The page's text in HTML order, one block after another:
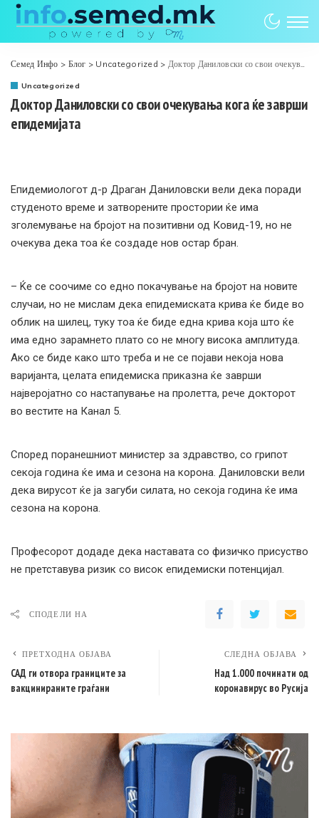
Семед Инфо > Блог > Uncategorized > Доктор Даниловски со свои очекувања кога ќе заврши епидемијата
Uncategorized
Доктор Даниловски со свои очекувања кога ќе заврши
епидемијата
Епидемиологот д-р Драган Даниловски вели дека поради
студеното време и затворените простории ќе има
зголемување на бројот на позитивни од Ковид-19, но не
очекува дека тоа ќе создаде нов остар бран.
– Ќе се соочиме со едно покачување на бројот на новите
случаи, но не мислам дека епидемиската крива ќе биде во
облик на шилец, туку тоа ќе биде една крива која што ќе
има едно зарамнето плато со не многу висока амплитуда.
Ако се биде како што треба и не се појави некоја нова
варијанта, целата епидемиска приказна ќе заврши
најверојатно со настапување на пролетта, рече докторот
во вестите на Канал 5.
Според поранешниот министер за здравство, со грипот
секоја година ќе има и сезона на корона. Даниловски вели
дека вирусот ќе ја загуби силата, но секоја година ќе има
сезона на корона.
Професорот додаде дека наставата со физичко присуство
не претставува ризик со висок епидемиски потенцијал.
СПОДЕЛИ НА
ПРЕТХОДНА ОБЈАВА
САД ги отвора границите за
вакцинираните граѓани
СЛЕДНА ОБЈАВА
Над 1.000 починати од
коронавирус во Русија